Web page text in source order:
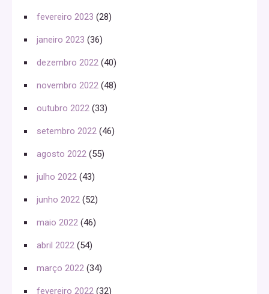
fevereiro 2023 (28)
janeiro 2023 (36)
dezembro 2022 (40)
novembro 2022 (48)
outubro 2022 (33)
setembro 2022 (46)
agosto 2022 (55)
julho 2022 (43)
junho 2022 (52)
maio 2022 (46)
abril 2022 (54)
março 2022 (34)
fevereiro 2022 (32)